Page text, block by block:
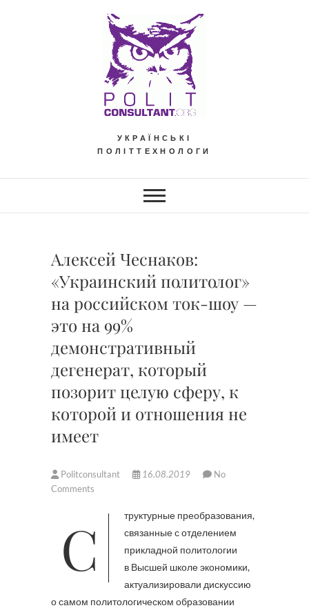
УКРАЇНСЬКІ
ПОЛІТТЕХНОЛОГИ
Алексей Чеснаков:
«Украинский политолог»
на российском ток-шоу —
это на 99%
демонстративный
дегенерат, который
позорит целую сферу, к
которой и отношения не
имеет
Politconsultant 16.08.2019
No
Comments
Структурные преобразования,
связанные с отделением
прикладной политологии
в Высшей школе экономики,
актуализировали дискуссию
о самом политологическом образовании